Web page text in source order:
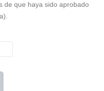
de que haya sido aprobado